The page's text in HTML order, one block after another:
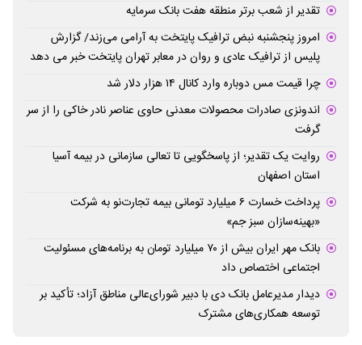
تقدیر از شعب برتر منطقه هفت بانک سرمایه
امروز پنجشنبه نبض ترافیک پایتخت به آرامی می‌زند/ گزارش
پلیس از ترافیک عادی و روان در معابر تهران پایتخت خبر می دهد
چرا قیمت مس دوباره وارد کانال ۱۴ هزار دلار شد
اندونزی صادرات محصولات معدنی حاوی عناصر نادر خاکی را از سر
گرفت
روایت یک تقدیر؛ از پاسخگویی تا تعالی سازمانی در بیمه آسیا
استان اصفهان
پرداخت خسارت ۶ میلیارد تومانی بیمه تجارت‌نو به شرکت
«بهینه‌سازان سبز جم»
بانک مهر ایران بیش از ۷۰ میلیارد تومان به برنامه‌های مسئولیت
اجتماعی اختصاص داد
دیدار مدیرعامل بانک دی با دبیر شورای‌عالی مناطق آزاد؛ تأکید بر
توسعه همکاری‌های مشترک